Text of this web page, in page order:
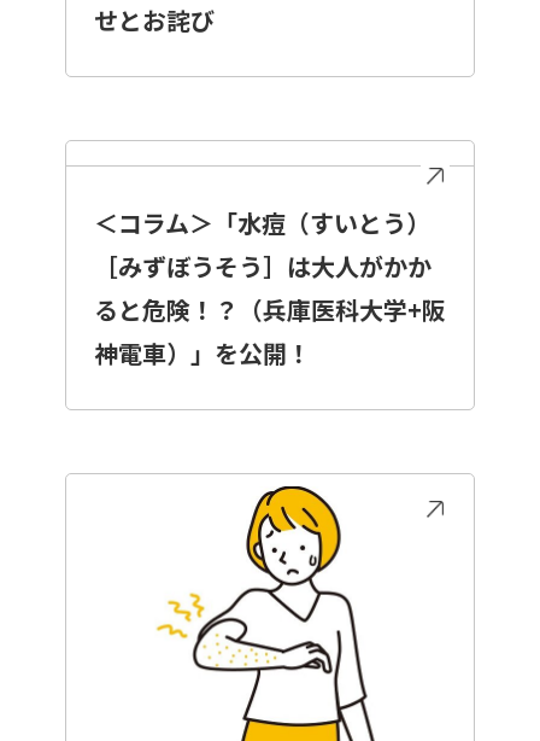
せとお詫び
＜コラム＞「水痘（すいとう）
［みずぼうそう］は大人がかか
ると危険！？（兵庫医科大学+阪
神電車）」を公開！